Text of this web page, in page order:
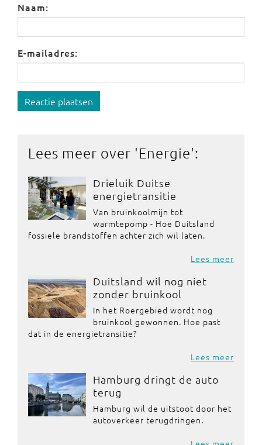
Naam:
E-mailadres:
Reactie plaatsen
Lees meer over 'Energie':
Drieluik Duitse
energietransitie
Van bruinkoolmijn tot
warmtepomp - Hoe Duitsland
fossiele brandstoffen achter zich wil laten.
Lees meer
Duitsland wil nog niet
zonder bruinkool
In het Roergebied wordt nog
bruinkool gewonnen. Hoe past
dat in de energietransitie?
Lees meer
Hamburg dringt de auto
terug
Hamburg wil de uitstoot door het
autoverkeer terugdringen.